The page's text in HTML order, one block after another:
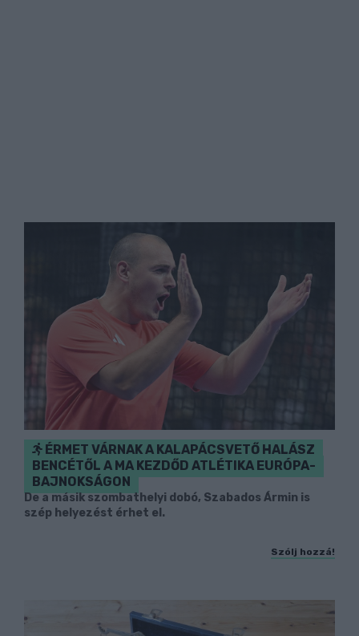
ÉRMET VÁRNAK A KALAPÁCSVETŐ HALÁSZ
BENCÉTŐL A MA KEZDŐD ATLÉTIKA EURÓPA-
BAJNOKSÁGON
De a másik szombathelyi dobó, Szabados Ármin is
szép helyezést érhet el.
Szólj hozzá!